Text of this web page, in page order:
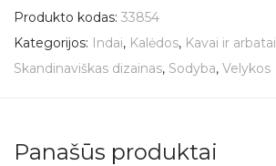
Produkto kodas: 33854
Kategorijos: Indai, Kalėdos, Kavai ir arbatai
Skandinaviškas dizainas, Sodyba, Velykos
Panašūs produktai